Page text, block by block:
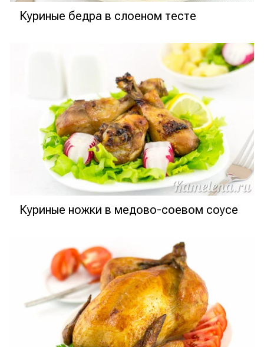
Куриные бедра в слоеном тесте
Куриные ножки в медово-соевом соусе